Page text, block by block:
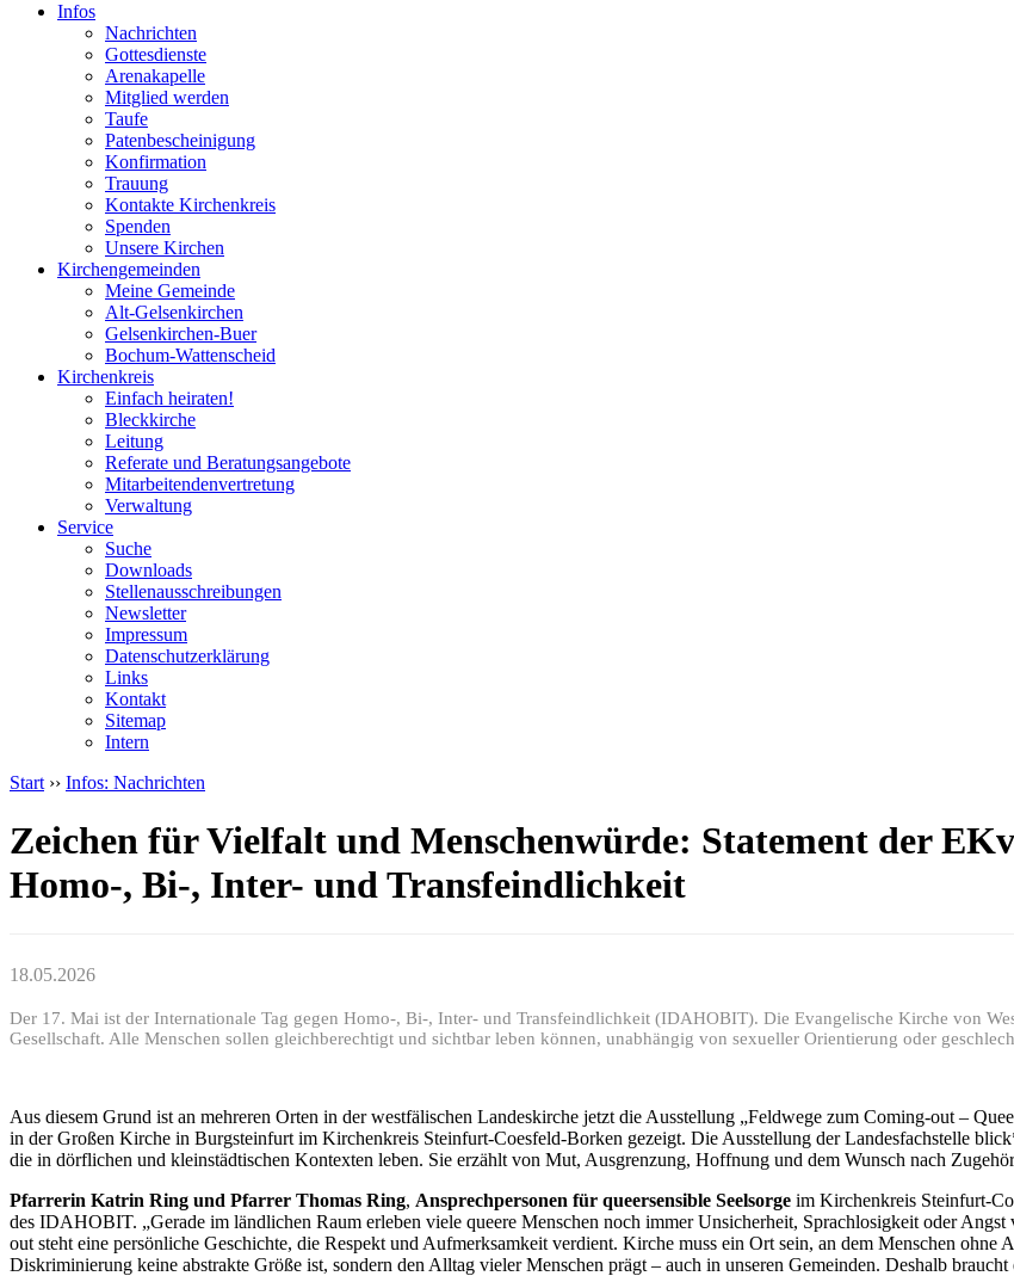
Infos
Nachrichten
Gottesdienste
Arenakapelle
Mitglied werden
Taufe
Patenbescheinigung
Konfirmation
Trauung
Kontakte Kirchenkreis
Spenden
Unsere Kirchen
Kirchengemeinden
Meine Gemeinde
Alt-Gelsenkirchen
Gelsenkirchen-Buer
Bochum-Wattenscheid
Kirchenkreis
Einfach heiraten!
Bleckkirche
Leitung
Referate und Beratungsangebote
Mitarbeitendenvertretung
Verwaltung
Service
Suche
Downloads
Stellenausschreibungen
Newsletter
Impressum
Datenschutzerklärung
Links
Kontakt
Sitemap
Intern
Start ›› Infos: Nachrichten
Zeichen für Vielfalt und Menschenwürde: Statement der
Homo-, Bi-, Inter- und Transfeindlichkeit
18.05.2026
Der 17. Mai ist der Internationale Tag gegen Homo-, Bi-, Inter- und Transfeindlichkeit (IDAHOBIT). Die Evangelische Kirche von
Gesellschaft. Alle Menschen sollen gleichberechtigt und sichtbar leben können, unabhängig von sexueller Orientierung oder
Aus diesem Grund ist an mehreren Orten in der westfälischen Landeskirche jetzt die Ausstellung „Feldwege zum Coming-out –
in der Großen Kirche in Burgsteinfurt im Kirchenkreis Steinfurt-Coesfeld-Borken gezeigt. Die Ausstellung der Landesfachstelle
die in dörflichen und kleinstädtischen Kontexten leben. Sie erzählt von Mut, Ausgrenzung, Hoffnung und dem Wunsch nach
Pfarrerin Katrin Ring und Pfarrer Thomas Ring, Ansprechpersonen für queersensible Seelsorge im Kirchenkreis Steinfurt-
des IDAHOBIT. „Gerade im ländlichen Raum erleben viele queere Menschen noch immer Unsicherheit, Sprachlosigkeit oder
out steht eine persönliche Geschichte, die Respekt und Aufmerksamkeit verdient. Kirche muss ein Ort sein, an dem Menschen
Diskriminierung keine abstrakte Größe ist, sondern den Alltag vieler Menschen prägt – auch in unseren Gemeinden. Deshalb